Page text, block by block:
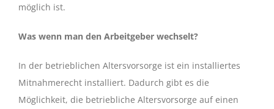
möglich ist.
Was wenn man den Arbeitgeber wechselt?
In der betrieblichen Altersvorsorge ist ein installiertes
Mitnahmerecht installiert. Dadurch gibt es die
Möglichkeit, die betriebliche Altersvorsorge auf einen